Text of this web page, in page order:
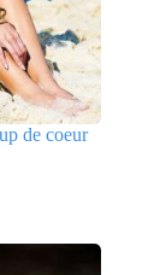
de coeur